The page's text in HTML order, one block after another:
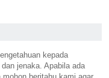
kepada
jenaka. Apabila ada